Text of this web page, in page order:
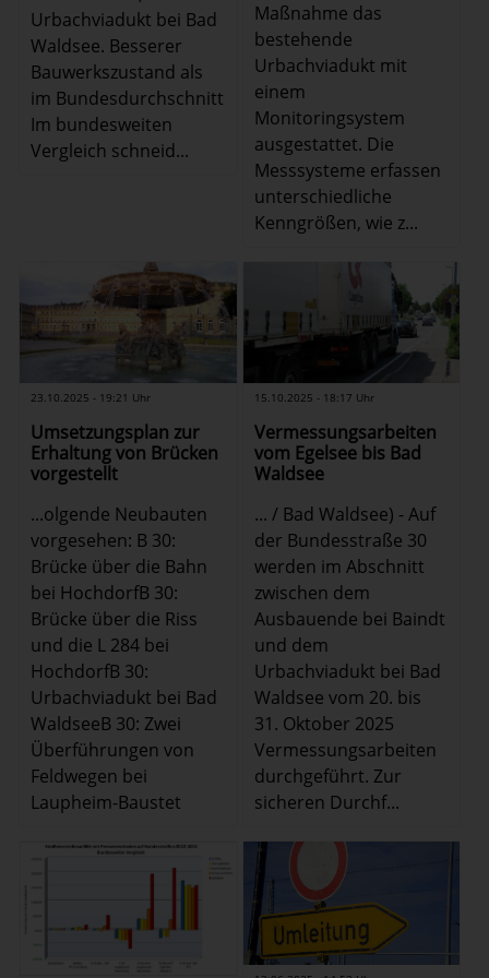
Urbachviadukt bei Bad
Waldsee. Besserer
Bauwerkszustand als
im Bundesdurchschnitt
Im bundesweiten
Vergleich schneid...
Maßnahme das
bestehende
Urbachviadukt mit
einem
Monitoringsystem
ausgestattet. Die
Messsysteme erfassen
unterschiedliche
Kenngrößen, wie z...
23.10.2025 - 19:21 Uhr
Umsetzungsplan zur
Erhaltung von Brücken
vorgestellt
...olgende Neubauten
vorgesehen: B 30:
Brücke über die Bahn
bei HochdorfB 30:
Brücke über die Riss
und die L 284 bei
HochdorfB 30:
Urbachviadukt bei Bad
WaldseeB 30: Zwei
Überführungen von
Feldwegen bei
Laupheim-Baustet
15.10.2025 - 18:17 Uhr
Vermessungsarbeiten
vom Egelsee bis Bad
Waldsee
... / Bad Waldsee) - Auf
der Bundesstraße 30
werden im Abschnitt
zwischen dem
Ausbauende bei Baindt
und dem
Urbachviadukt bei Bad
Waldsee vom 20. bis
31. Oktober 2025
Vermessungsarbeiten
durchgeführt. Zur
sicheren Durchf...